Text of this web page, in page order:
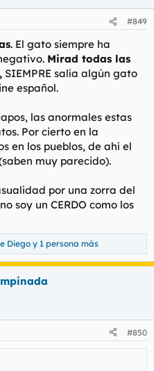
#849
. El gato siempre ha
Mirad todas las
SIEMPRE salía algún gato
español.
las anormales estas
Por cierto en la
en los pueblos, de ahí el
muy parecido).
por una zorra del
soy un CERDO como los
Diego y 1 persona más
#850